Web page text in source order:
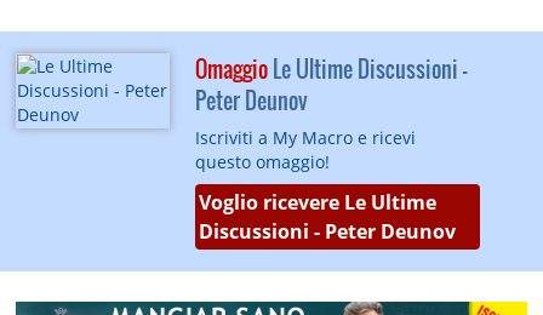
OmaggioLe Ultime Discussioni -
Peter Deunov
Iscriviti a My Macro e ricevi
questo omaggio!
Voglio ricevere Le Ultime
Discussioni - Peter Deunov